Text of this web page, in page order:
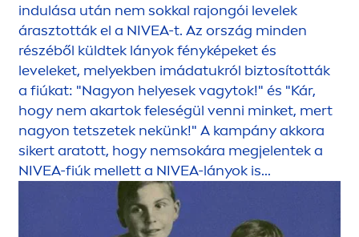
indulása után nem sokkal rajongói levelek
árasztották el a NIVEA-t. Az ország minden
részéből küldtek lányok fényképeket és
leveleket, melyekben imádatukról biztosították
a fiúkat: "Nagyon helyesek vagytok!" és "Kár,
hogy nem akartok feleségül venni minket, mert
nagyon tetszetek nekünk!" A kampány akkora
sikert aratott, hogy nemsokára megjelentek a
NIVEA-fiúk mellett a NIVEA-lányok is...